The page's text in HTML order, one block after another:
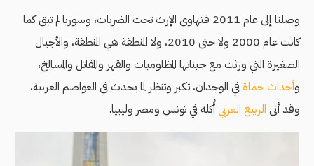
وصلنا إلى عام 2011 فتهاوى الإرث تحت الضربات، وسوريا لم تبق كما
كانت عام 2000 ولا حتى 2010، ولا المنطقة هي المنطقة، والأجيال
الصغيرة التي ورثت مع جيناتها المظلوميات والقهر والمقاتل والمسالخ،
وأحداث حماةفي الوجدان، تكبر وتنظر لما يحدث في العواصم العربية،
وقد أتى الربيع العربيأُكله في تونس ومصر وليبيا.